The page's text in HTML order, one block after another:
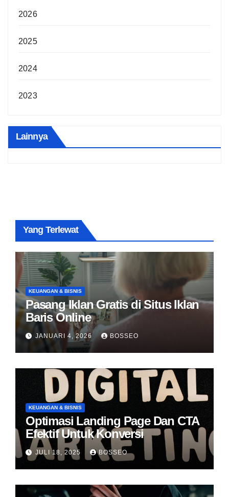
2026
2025
2024
2023
Lainnya
Yang Terlewat
KEUANGAN & BISNIS
Pasang Iklan Gratis di Situs Iklan
Baris Online
JANUARI 4, 2026 BOSSEO
KEUANGAN & BISNIS
Optimasi Landing Page Dan CTA
Efektif Untuk Konversi
JULI 18, 2025 BOSSEO